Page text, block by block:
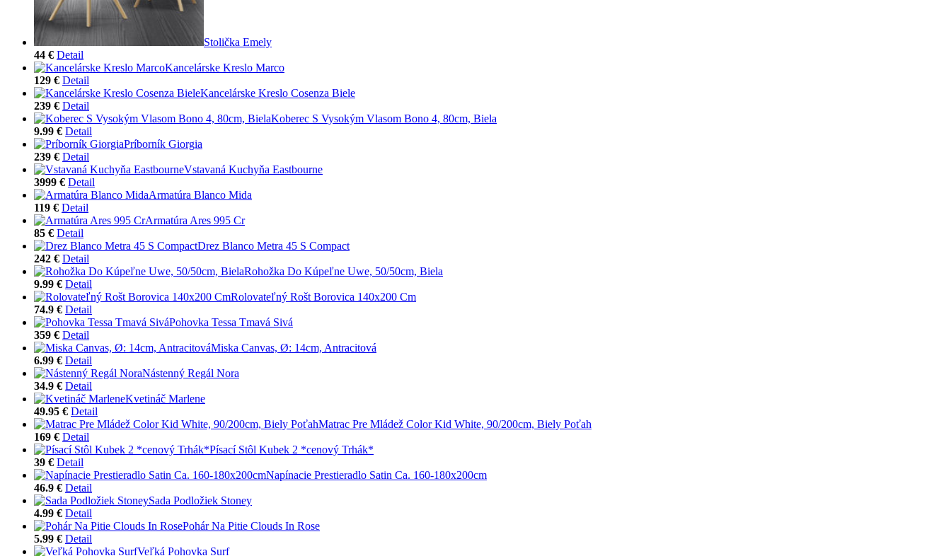
Stolička Emely
44 € Detail
Kancelárske Kreslo Marco
129 € Detail
Kancelárske Kreslo Cosenza Biele
239 € Detail
Koberec S Vysokým Vlasom Bono 4, 80cm, Biela
9.99 € Detail
Príborník Giorgia
239 € Detail
Vstavaná Kuchyňa Eastbourne
3999 € Detail
Armatúra Blanco Mida
119 € Detail
Armatúra Ares 995 Cr
85 € Detail
Drez Blanco Metra 45 S Compact
242 € Detail
Rohožka Do Kúpeľne Uwe, 50/50cm, Biela
9.99 € Detail
Rolovateľný Rošt Borovica 140x200 Cm
74.9 € Detail
Pohovka Tessa Tmavá Sivá
359 € Detail
Miska Canvas, Ø: 14cm, Antracitová
6.99 € Detail
Nástenný Regál Nora
34.9 € Detail
Kvetináč Marlene
49.95 € Detail
Matrac Pre Mládež Color Kid White, 90/200cm, Biely Poťah
169 € Detail
Písací Stôl Kubek 2 *cenový Trhák*
39 € Detail
Napínacie Prestieradlo Satin Ca. 160-180x200cm
46.9 € Detail
Sada Podložiek Stoney
4.99 € Detail
Pohár Na Pitie Clouds In Rose
5.99 € Detail
Veľká Pohovka Surf